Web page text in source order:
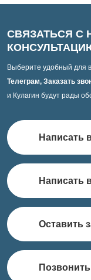
СВЯЗАТЬСЯ С
Выберите удобный для
Телеграм, Заказать
и Кулагин будут рады
Написать
Написать
Оставить
Позвонить